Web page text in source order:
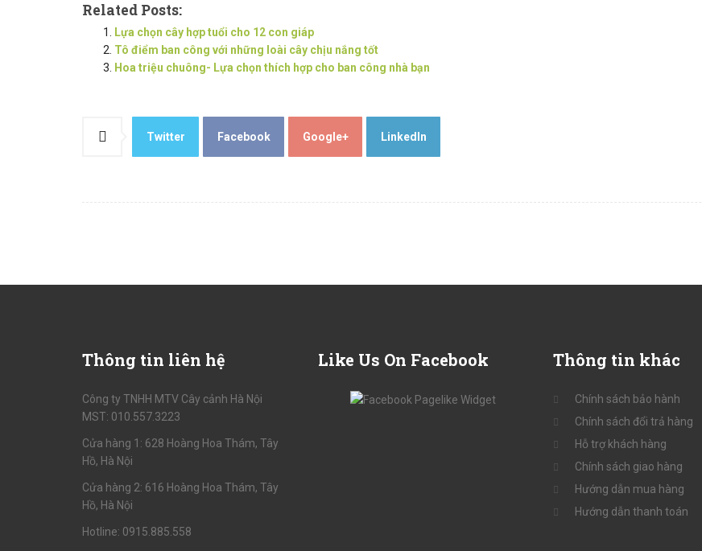
Related Posts:
Lựa chọn cây hợp tuổi cho 12 con giáp
Tô điểm ban công với những loài cây chịu nắng tốt
Hoa triệu chuông- Lựa chọn thích hợp cho ban công nhà bạn
Twitter Facebook Google+ LinkedIn
Thông tin liên hệ
Công ty TNHH MTV Cây cảnh Hà Nội
MST: 010.557.3223
Cửa hàng 1: 628 Hoàng Hoa Thám, Tây
Hồ, Hà Nội
Cửa hàng 2: 616 Hoàng Hoa Thám, Tây
Hồ, Hà Nội
Hotline: 0915.885.558
Like Us On Facebook Thông tin khác
Chính sách bảo hành
Chính sách đổi trả hàng
Hỗ trợ khách hàng
Chính sách giao hàng
Hướng dẫn mua hàng
Hướng dẫn thanh toán